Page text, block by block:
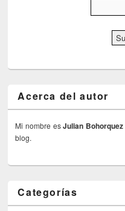
Acerca del autor
Mi nombre esJulian Bohorquez
blog.
Categorías